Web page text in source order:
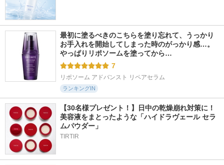
最初に塗るべきのこちらを塗り忘れて、うっかり
お手入れを開始してしまった時のがっかり感…。
やっぱりリポソームを塗ってから…
7
リポソーム アドバンスト リペアセラム
ランキングIN
【30名様プレゼント！】日中の乾燥崩れ対策に！
美容液をまとったような「ハイドラヴェール セラ
ムパウダー」
TIRTIR